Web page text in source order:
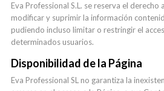
Eva Professional S.L. se reserva el derecho
modificar y suprimir la información
pudiendo incluso limitar o restringir el
determinados usuarios.
Disponibilidad de la Página
Eva Professional SL no garantiza la